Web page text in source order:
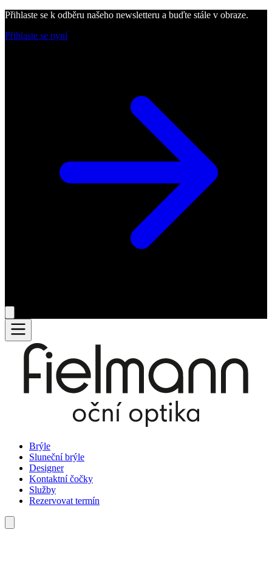
Přihlaste se k odběru našeho newsletteru a buďte stále v obraze.
Přihlaste se nyní
Brýle
Sluneční brýle
Designer
Kontaktní čočky
Služby
Rezervovat termín